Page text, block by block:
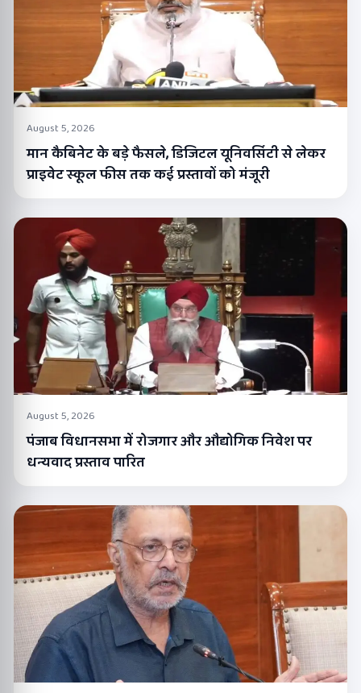
August 5, 2026
मान कैबिनेट के बड़े फैसले, डिजिटल यूनिवर्सिटी से लेकर
प्राइवेट स्कूल फीस तक कई प्रस्तावों को मंजूरी
August 5, 2026
पंजाब विधानसभा में रोजगार और औद्योगिक निवेश पर
धन्यवाद प्रस्ताव पारित